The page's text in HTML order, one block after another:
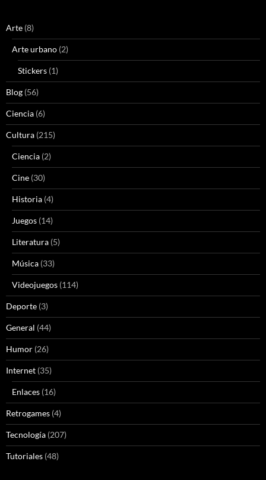
Arte (8)
Arte urbano (2)
Stickers (1)
Blog (56)
Ciencia (6)
Cultura (215)
Ciencia (2)
Cine (30)
Historia (4)
Juegos (14)
Literatura (5)
Música (33)
Videojuegos (114)
Deporte (3)
General (44)
Humor (26)
Internet (35)
Enlaces (16)
Retrogames (4)
Tecnología (207)
Tutoriales (48)